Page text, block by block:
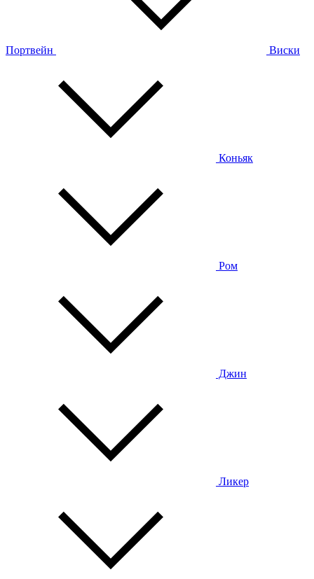
Портвейн Виски
Коньяк
Ром
Джин
Ликер